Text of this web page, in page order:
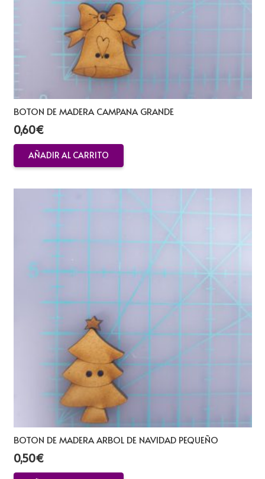
BOTON DE MADERA CAMPANA GRANDE
0,60€
AÑADIR AL CARRITO
BOTON DE MADERA ARBOL DE NAVIDAD PEQUEÑO
0,50€